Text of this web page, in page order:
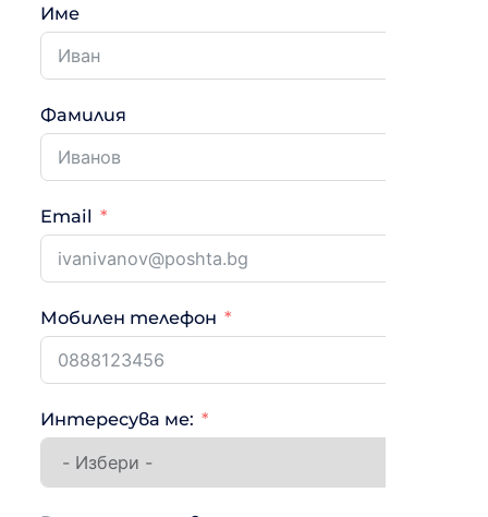
Име
Фамилия
Email
Мобилен телефон
Интересува ме: